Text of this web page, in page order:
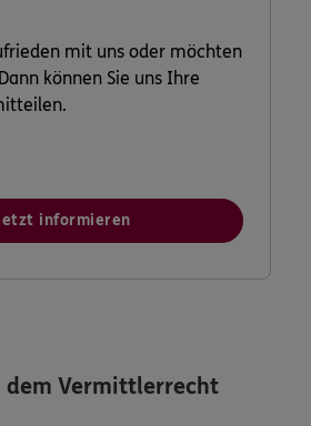
mit uns oder möchten
können Sie uns Ihre
informieren
dem Vermittlerrecht